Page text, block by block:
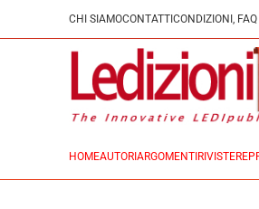
CHI SIAMOCONTATTI CONDIZIONI,
HOMEAUTORI ARGOMENTI RIVISTE